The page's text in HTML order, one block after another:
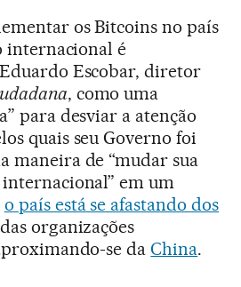
os Bitcoins no país
internacional é
Escobar, diretor
, como uma
para desviar a atenção
quais seu Governo foi
maneira de “mudar sua
em um
o país está se afastando dos
organizações
se daChina.